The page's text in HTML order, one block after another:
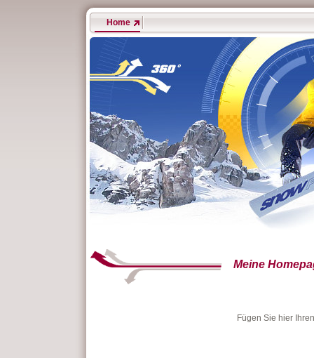
Home
Meine
Fügen Sie hier